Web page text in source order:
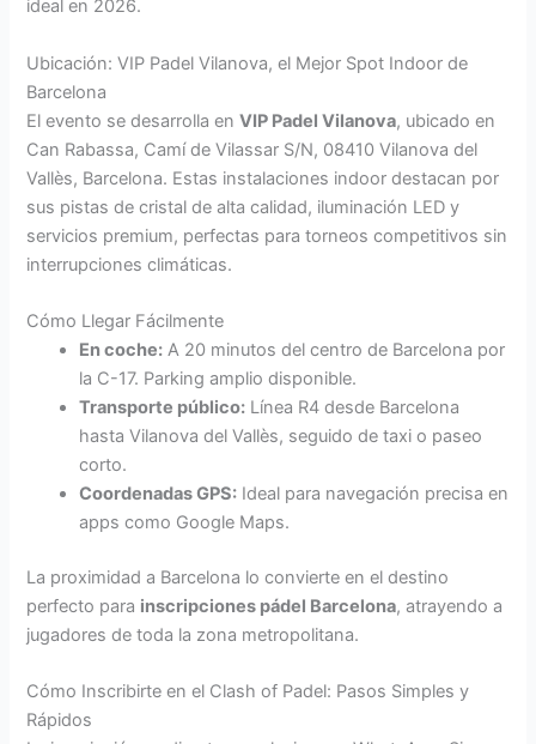
ideal en 2026.
Ubicación: VIP Padel Vilanova, el Mejor Spot Indoor de
Barcelona
El evento se desarrolla enVIP Padel Vilanova, ubicado en
Can Rabassa, Camí de Vilassar S/N, 08410 Vilanova del
Vallès, Barcelona. Estas instalaciones indoor destacan por
sus pistas de cristal de alta calidad, iluminación LED y
servicios premium, perfectas para torneos competitivos sin
interrupciones climáticas.
Cómo Llegar Fácilmente
En coche: A 20 minutos del centro de Barcelona por
la C-17. Parking amplio disponible.
Transporte público: Línea R4 desde Barcelona
hasta Vilanova del Vallès, seguido de taxi o paseo
corto.
Coordenadas GPS: Ideal para navegación precisa en
apps como Google Maps.
La proximidad a Barcelona lo convierte en el destino
perfecto para inscripciones pádel Barcelona, atrayendo a
jugadores de toda la zona metropolitana.
Cómo Inscribirte en el Clash of Padel: Pasos Simples y
Rápidos